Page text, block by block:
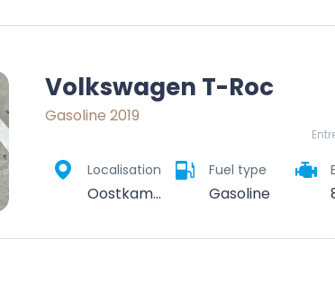
Volkswagen T-Roc
Gasoline 2019
Localisation
Oostkamp, Brugge, West Flanders, Flanders, 8020, Belgium
Fuel type
Gasoline